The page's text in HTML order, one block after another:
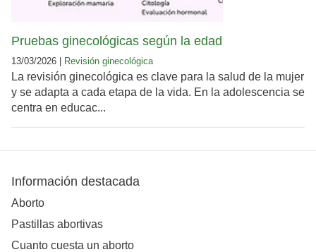
Pruebas ginecológicas según la edad
13/03/2026 | Revisión ginecológica
La revisión ginecológica es clave para la salud de la mujer
y se adapta a cada etapa de la vida. En la adolescencia se
centra en educac...
Información destacada
Aborto
Pastillas abortivas
Cuanto cuesta un aborto